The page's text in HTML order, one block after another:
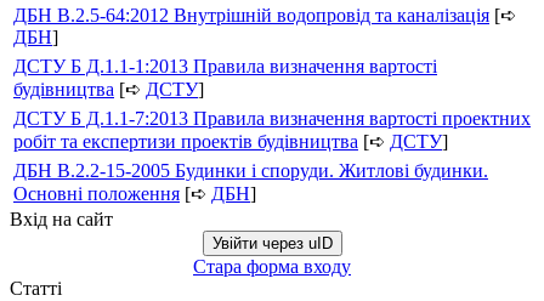
ДБН В.2.5-64:2012 Внутрішній водопровід та каналізація [➪
ДБН]
ДСТУ Б Д.1.1-1:2013 Правила визначення вартості
будівництва [➪ ДСТУ]
ДСТУ Б Д.1.1-7:2013 Правила визначення вартості проектних
робіт та експертизи проектів будівництва [➪ ДСТУ]
ДБН В.2.2-15-2005 Будинки і споруди. Житлові будинки.
Основні положення [➪ ДБН]
Вхід на сайт
Увійти через uID
Стара форма входу
Статті